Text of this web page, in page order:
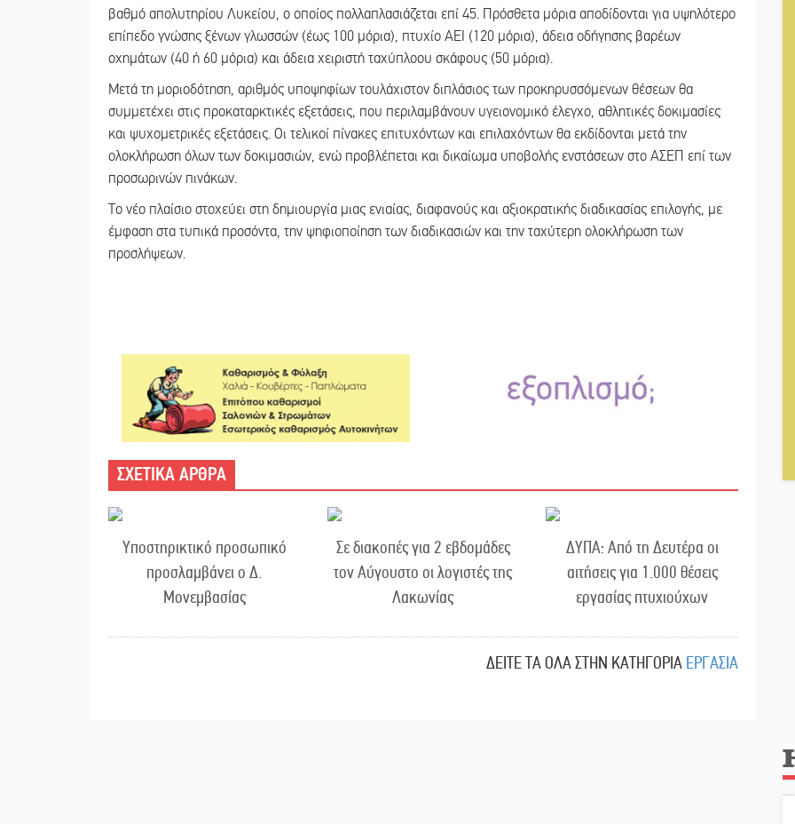
βαθμό απολυτηρίου Λυκείου, ο οποίος πολλαπλασιάζεται επί 45. Πρόσθετα μόρια αποδίδονται για υψηλότερο
επίπεδο γνώσης ξένων γλωσσών (έως 100 μόρια), πτυχίο ΑΕΙ (120 μόρια), άδεια οδήγησης βαρέων
οχημάτων (40 ή 60 μόρια) και άδεια χειριστή ταχύπλοου σκάφους (50 μόρια).
Μετά τη μοριοδότηση, αριθμός υποψηφίων τουλάχιστον διπλάσιος των προκηρυσσόμενων θέσεων θα
συμμετέχει στις προκαταρκτικές εξετάσεις, που περιλαμβάνουν υγειονομικό έλεγχο, αθλητικές δοκιμασίες
και ψυχομετρικές εξετάσεις. Οι τελικοί πίνακες επιτυχόντων και επιλαχόντων θα εκδίδονται μετά την
ολοκλήρωση όλων των δοκιμασιών, ενώ προβλέπεται και δικαίωμα υποβολής ενστάσεων στο ΑΣΕΠ επί των
προσωρινών πινάκων.
Το νέο πλαίσιο στοχεύει στη δημιουργία μιας ενιαίας, διαφανούς και αξιοκρατικής διαδικασίας επιλογής, με
έμφαση στα τυπικά προσόντα, την ψηφιοποίηση των διαδικασιών και την ταχύτερη ολοκλήρωση των
προσλήψεων.
ΣΧΕΤΙΚΑ ΑΡΘΡΑ
Υποστηρικτικό προσωπικό
προσλαμβάνει ο Δ.
Μονεμβασίας
Σε διακοπές για 2 εβδομάδες
τον Αύγουστο οι λογιστές της
Λακωνίας
ΔΥΠΑ: Από τη Δευτέρα οι
αιτήσεις για 1.000 θέσεις
εργασίας πτυχιούχων
ΔΕΙΤΕ ΤΑ ΟΛΑ ΣΤΗΝ ΚΑΤΗΓΟΡΙΑ ΕΡΓΑΣΙΑ